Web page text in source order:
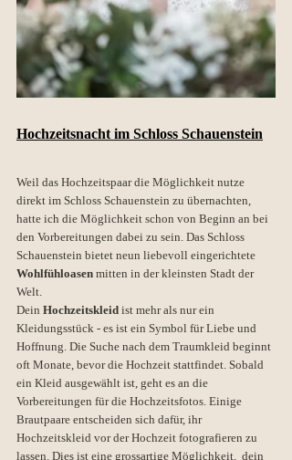
Hochzeitsnacht im Schloss Schauenstein
Weil das Hochzeitspaar die Möglichkeit nutze
direkt im Schloss Schauenstein zu übernachten,
hatte ich die Möglichkeit schon von Beginn an bei
den Vorbereitungen dabei zu sein. Das Schloss
Schauenstein bietet neun liebevoll eingerichtete
Wohlfühloasen mitten in der kleinsten Stadt der
Welt.
Dein Hochzeitskleid ist mehr als nur ein
Kleidungsstück - es ist ein Symbol für Liebe und
Hoffnung. Die Suche nach dem Traumkleid beginnt
oft Monate, bevor die Hochzeit stattfindet. Sobald
ein Kleid ausgewählt ist, geht es an die
Vorbereitungen für die Hochzeitsfotos. Einige
Brautpaare entscheiden sich dafür, ihr
Hochzeitskleid vor der Hochzeit fotografieren zu
lassen. Dies ist eine grossartige Möglichkeit,  dein